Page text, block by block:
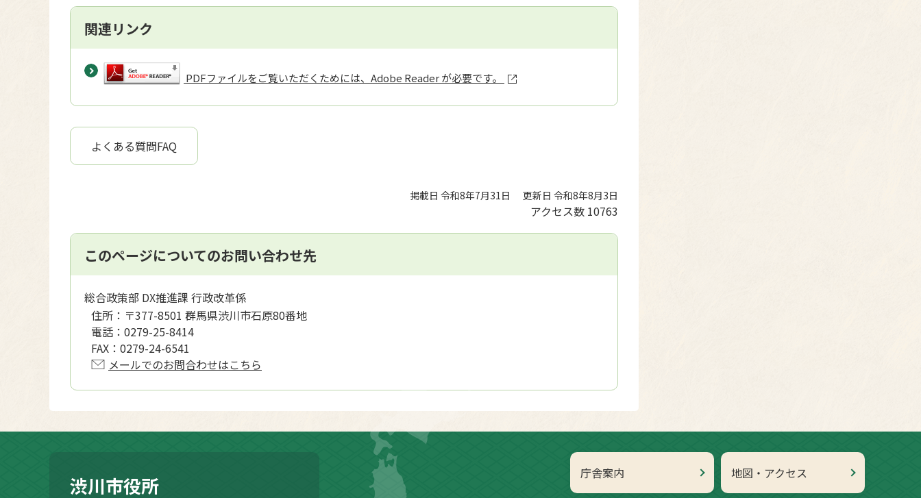
関連リンク
PDFファイルをご覧いただくためには、Adobe Reader が必要です。
よくある質問FAQ
掲載日 令和8年7月31日 更新日 令和8年8月3日
アクセス数 10763
このページについてのお問い合わせ先
総合政策部 DX推進課 行政改革係
住所： 〒377-8501 群馬県渋川市石原80番地
電話： 0279-25-8414
FAX： 0279-24-6541
メールでのお問合わせはこちら
庁舎案内 地図・アクセス
渋川市役所